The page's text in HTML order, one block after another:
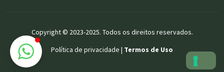
Copyright © 2023-2025. Todos os direitos reservados.
Política de privacidade | Termos de Uso